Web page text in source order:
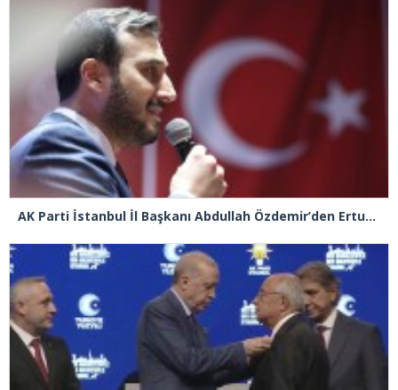
AK Parti İstanbul İl Başkanı Abdullah Özdemir’den Ertuğrul Özkök’e “Franco” tepkisi